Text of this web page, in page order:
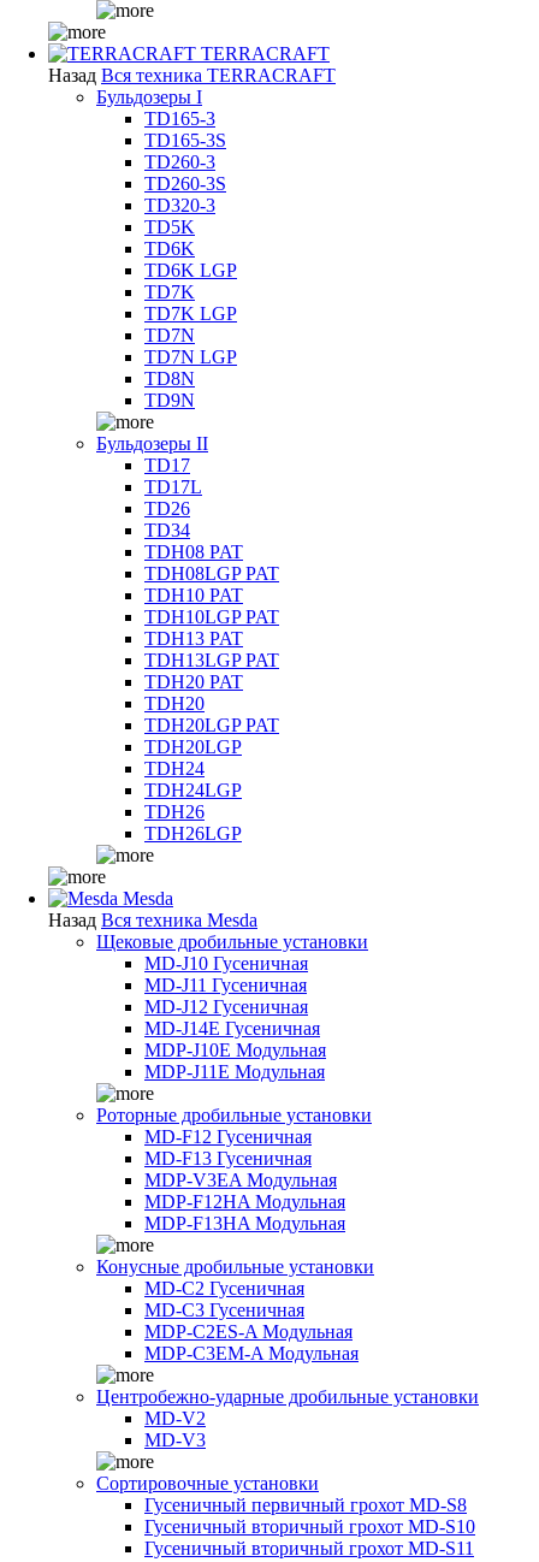
TERRACRAFT
Назад Вся техника TERRACRAFT
Бульдозеры I
TD165-3
TD165-3S
TD260-3
TD260-3S
TD320-3
TD5K
TD6K
TD6K LGP
TD7K
TD7K LGP
TD7N
TD7N LGP
TD8N
TD9N
Бульдозеры II
TD17
TD17L
TD26
TD34
TDH08 PAT
TDH08LGP PAT
TDH10 PAT
TDH10LGP PAT
TDH13 PAT
TDH13LGP PAT
TDH20 PAT
TDH20
TDH20LGP PAT
TDH20LGP
TDH24
TDH24LGP
TDH26
TDH26LGP
Mesda
Назад Вся техника Mesda
Щековые дробильные установки
MD-J10 Гусеничная
MD-J11 Гусеничная
MD-J12 Гусеничная
MD-J14E Гусеничная
MDP-J10E Модульная
MDP-J11E Модульная
Роторные дробильные установки
MD-F12 Гусеничная
MD-F13 Гусеничная
MDP-V3EA Модульная
MDP-F12HA Модульная
MDP-F13HA Модульная
Конусные дробильные установки
MD-C2 Гусеничная
MD-C3 Гусеничная
MDP-C2ES-A Модульная
MDP-C3EM-A Модульная
Центробежно-ударные дробильные установки
MD-V2
MD-V3
Сортировочные установки
Гусеничный первичный грохот MD-S8
Гусеничный вторичный грохот MD-S10
Гусеничный вторичный грохот MD-S11